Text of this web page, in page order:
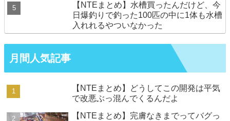
【NTEまとめ】水槽買ったんだけど、今
日爆釣りで釣った100匹の中に1体も水槽
入れれるやついなかった
月間人気記事
【NTEまとめ】どうしてこの開発は平気
で改悪ぶっ混んでくるんだよ
【NTEまとめ】完膚なきまでってバグっ